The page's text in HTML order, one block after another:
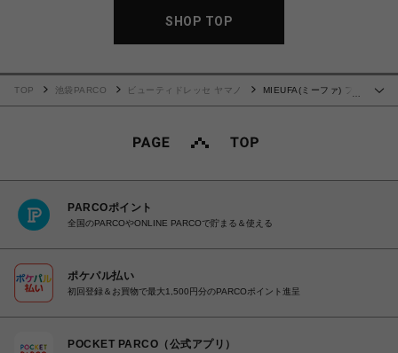
SHOP TOP
…
TOP 池袋PARCO ビューティドレッセ ヤマノ
MIEUFA(ミーファ) フ
PARCOポイント
全国のPARCOやONLINE PARCOで貯まる＆使える
ポケパル払い
初回登録＆お買物で最大1,500円分のPARCOポイント進呈
POCKET PARCO（公式アプリ）